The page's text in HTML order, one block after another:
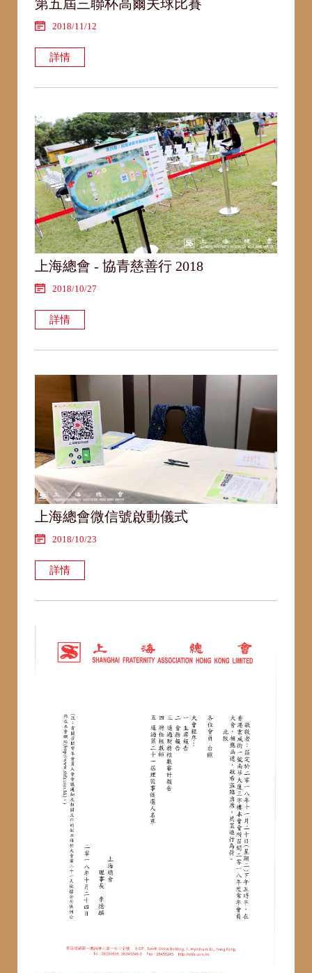
第五屆三聯杯高爾夫球比賽
2018/11/12
詳情
上海總會 - 協青慈善行 2018
2018/10/27
詳情
上海總會微信號啟動儀式
2018/10/23
詳情